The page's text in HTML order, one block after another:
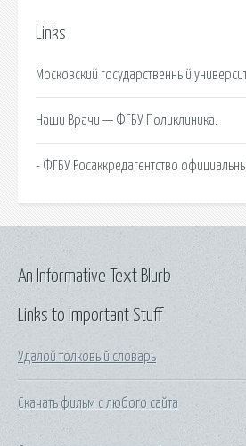
Links
Московский государственный
Наши Врачи — ФГБУ Поликлиника.
- ФГБУ Росаккредагентство
Links to Important Stuff
Удалой толковый словарь
Скачать фильм с любого сайта
An Informative Text Blurb